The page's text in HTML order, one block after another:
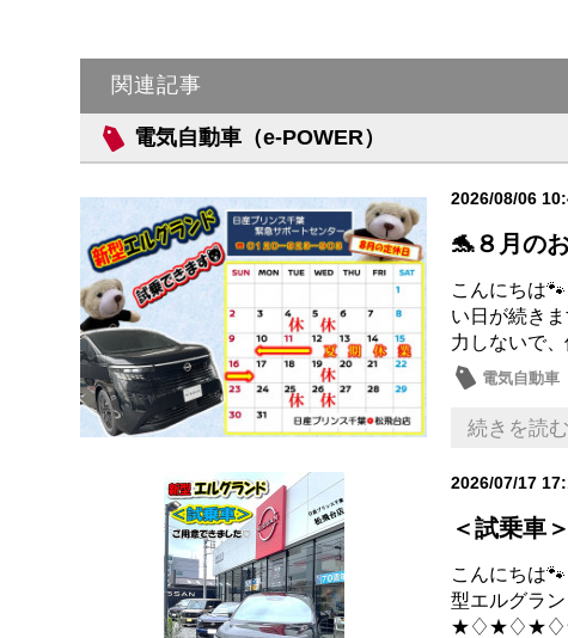
関連記事
電気自動車（e-POWER）
2026/08/06
🐬８月の
こんにちは
い日が続き
力しないで
電気自動車
続きを読む
2026/07/17
＜試乗車
こんにちは
型エルグラ
★♢★♢★♢★